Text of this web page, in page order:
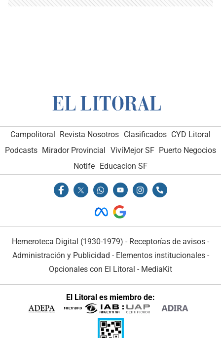
Campolitoral Revista Nosotros Clasificados CYD Litoral
Podcasts Mirador Provincial VivíMejor SF Puerto Negocios
Notife Educacion SF
Hemeroteca Digital (1930-1979) - Receptorías de avisos -
Administración y Publicidad - Elementos institucionales-
Opcionales con El Litoral - MediaKit
El Litoral es miembro de: